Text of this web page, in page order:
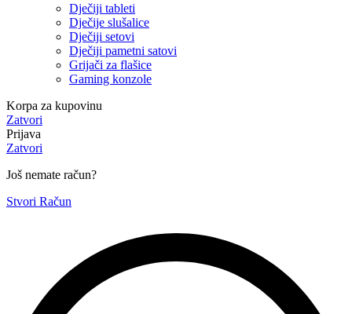
Dječiji tableti
Dječije slušalice
Dječiji setovi
Dječiji pametni satovi
Grijači za flašice
Gaming konzole
Korpa za kupovinu
Zatvori
Prijava
Zatvori
Još nemate račun?
Stvori Račun